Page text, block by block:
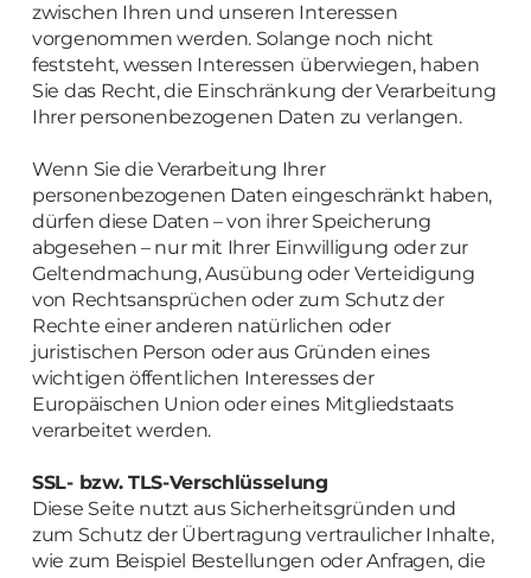
zwischen Ihren und unseren Interessen
vorgenommen werden. Solange noch nicht
feststeht, wessen Interessen überwiegen, haben
Sie das Recht, die Einschränkung der Verarbeitung
Ihrer personenbezogenen Daten zu verlangen.
Wenn Sie die Verarbeitung Ihrer
personenbezogenen Daten eingeschränkt haben,
dürfen diese Daten – von ihrer Speicherung
abgesehen – nur mit Ihrer Einwilligung oder zur
Geltendmachung, Ausübung oder Verteidigung
von Rechtsansprüchen oder zum Schutz der
Rechte einer anderen natürlichen oder
juristischen Person oder aus Gründen eines
wichtigen öffentlichen Interesses der
Europäischen Union oder eines Mitgliedstaats
verarbeitet werden.
SSL- bzw. TLS-Verschlüsselung
Diese Seite nutzt aus Sicherheitsgründen und
zum Schutz der Übertragung vertraulicher Inhalte,
wie zum Beispiel Bestellungen oder Anfragen, die